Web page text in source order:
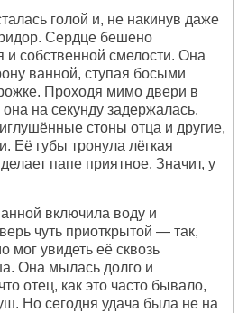
голой и, не накинув даже
Сердце бешено
и собственной смелости. Она
ванной, ступая босыми
Проходя мимо двери в
на секунду задержалась.
стоны отца и другие,
Её губы тронула лёгкая
папе приятное. Значит, у
включила воду и
чуть приоткрытой — так,
увидеть её сквозь
Она мылась долго и
отец, как это часто бывало,
Но сегодня удача была не на